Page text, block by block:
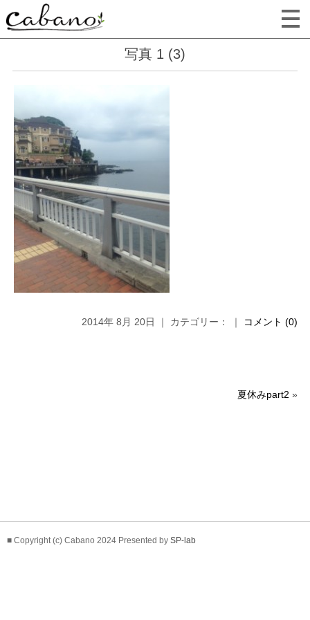
写真 1 (3)
2014年 8月 20日 ｜ カテゴリー： ｜ コメント (0)
夏休みpart2 »
■ Copyright (c) Cabano 2024 Presented by SP-lab